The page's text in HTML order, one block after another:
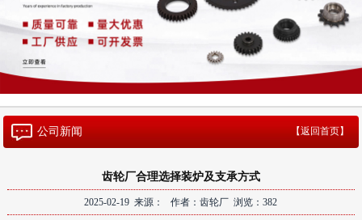
公司新闻 【返回首页】
齿轮厂合理选择装炉及支承方式
2025-02-19 来源： 作者：齿轮厂 浏览：382